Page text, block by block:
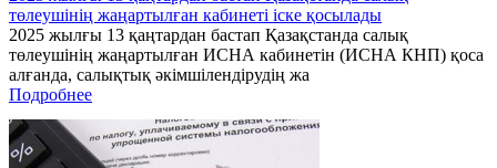
төлеушінің жаңартылған кабинеті іске қосылады
2025 жылғы 13 қаңтардан бастап Қазақстанда салық
төлеушінің жаңартылған ИСНА кабинетін (ИСНА КНП) қоса
алғанда, салықтық әкімшілендірудің жа
Подробнее